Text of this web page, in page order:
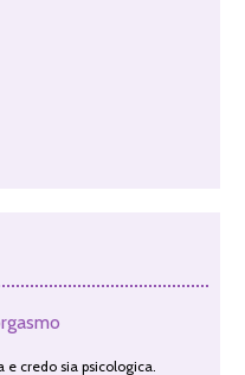
credo sia psicologica.